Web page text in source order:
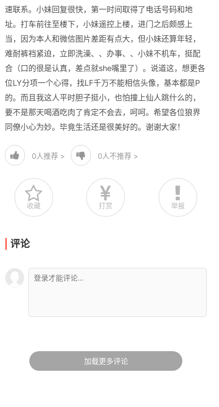
速联系。小妹回复很快，第一时间取得了电话号码和地
址。打车前往至楼下，小妹遥控上楼，进门之后颇感上
当，因为本人和微信图片差距有点大，但小妹还算年轻，
难耐裤裆紧迫，立即洗澡、、办事、、小妹不机车，挺配
合（口的很是认真，差点就she嘴里了）。说道这，想更各
位LY分项一个心得，找LF千万不能相信头像，基本都是P
的。而且我这人平时胆子挺小，也怕撞上仙人跳什么的，
要不是那天喝酒吃肉了肯定不会去，呵呵。希望各位狼界
同僚小心为妙。毕竟生活还是很美好的。谢谢大家！
0人推荐 > 0人不推荐 >
收藏 打赏 举报
评论
加载更多评论